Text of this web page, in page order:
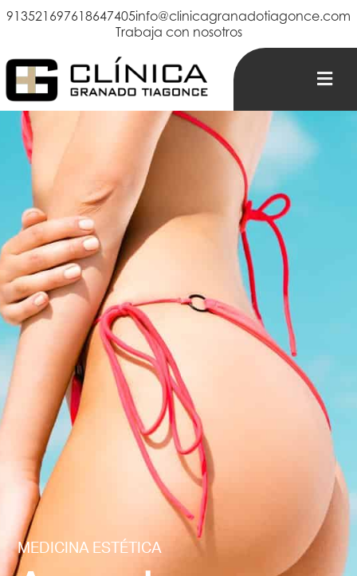
913521697618647405info@clinicagranadotiagonce.com
Trabaja con nosotros
MEDICINA ESTÉTICA